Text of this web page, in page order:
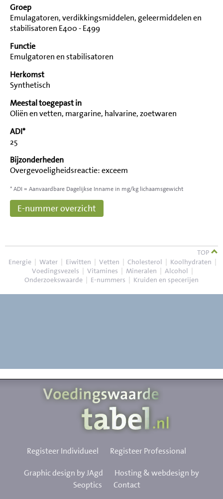
Groep
Emulagatoren, verdikkingsmiddelen, geleermiddelen en
stabilisatoren E400 - E499
Functie
Emulgatoren en stabilisatoren
Herkomst
Synthetisch
Meestal toegepast in
Oliën en vetten, margarine, halvarine, zoetwaren
ADI*
25
Bijzonderheden
Overgevoeligheidsreactie: exceem
* ADI = Aanvaardbare Dagelijkse Inname in mg/kg lichaamsgewicht
E-nummer overzicht
TOP
Energie | Water | Eiwitten | Vetten | Cholesterol | Koolhydraten |
Voedingsvezels | Vitamines | Mineralen | Alcohol |
Onderzoekswaarde | E-nummers | Kruiden en specerijen
Registeer Individueel Registeer Professional
Graphic design by JAgd
Hosting & webdesign by
Seoptics
Contact